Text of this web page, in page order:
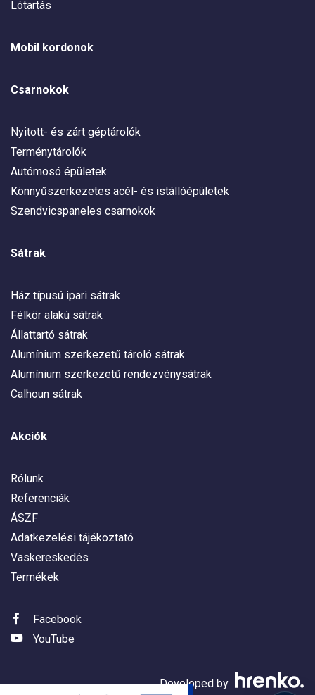
Lótartás
Mobil kordonok
Csarnokok
Nyitott- és zárt géptárolók
Terménytárolók
Autómosó épületek
Könnyűszerkezetes acél- és istállóépületek
Szendvicspaneles csarnokok
Sátrak
Ház típusú ipari sátrak
Félkör alakú sátrak
Állattartó sátrak
Alumínium szerkezetű tároló sátrak
Alumínium szerkezetű rendezvénysátrak
Calhoun sátrak
Akciók
Rólunk
Referenciák
ÁSZF
Adatkezelési tájékoztató
Vaskereskedés
Termékek
Facebook
YouTube
Developed by